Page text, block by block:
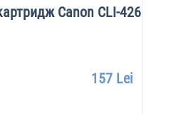
Canon CLI-426
157 Lei